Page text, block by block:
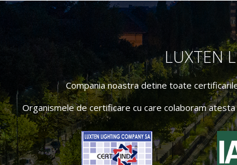
LUXTEN
Compania noastra detine toate
Organismele de certificare cu care colaboram